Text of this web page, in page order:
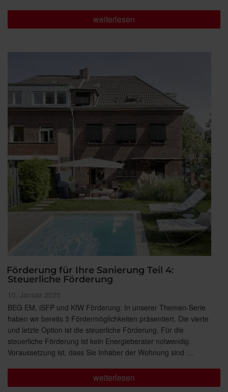
„Förderung
für
Kredit“
weiterlesen
Förderung für Ihre Sanierung Teil 4:
Steuerliche Förderung
Veröffentlicht
am
10. Januar 2025
BEG EM, iSFP und KfW Förderung: In unserer Themen-Serie
haben wir bereits 3 Fördermöglichkeiten präsentiert. Die vierte
und letzte Option ist die steuerliche Förderung. Für die
steuerliche Förderung ist kein Energieberater notwendig.
Voraussetzung ist, dass Sie Inhaber der Wohnung sind …
„Förderung
für
weiterlesen